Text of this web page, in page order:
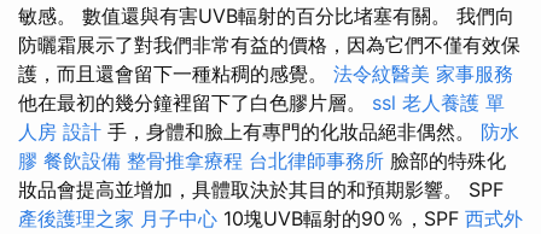
敏感。 數值還與有害UVB輻射的百分比堵塞有關。 我們向
防曬霜展示了對我們非常有益的價格，因為它們不僅有效保
護，而且還會留下一種粘稠的感覺。 法令紋醫美 家事服務
他在最初的幾分鐘裡留下了白色膠片層。 ssl 老人養護 單
人房 設計 手，身體和臉上有專門的化妝品絕非偶然。 防水
膠 餐飲設備 整骨推拿療程 台北律師事務所 臉部的特殊化
妝品會提高並增加，具體取決於其目的和預期影響。 SPF
產後護理之家 月子中心 10塊UVB輻射的90％，SPF 西式外